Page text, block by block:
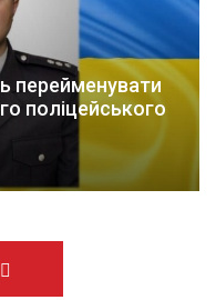
перейменувати
поліцейського